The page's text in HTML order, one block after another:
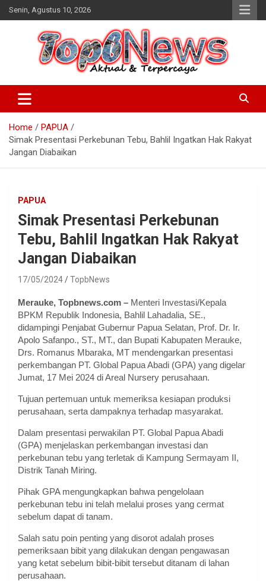
Skip
to
Senin, Agustus 10, 2026
Home
PAPUA
Simak Presentasi Perkebunan Tebu, Bahlil Ingatkan Hak Rakyat
Jangan Diabaikan
PAPUA
Simak Presentasi Perkebunan
Tebu, Bahlil Ingatkan Hak Rakyat
Jangan Diabaikan
17/05/2024 TopbNews
Merauke, Topbnews.com – Menteri Investasi/Kepala
BPKM Republik Indonesia, Bahlil Lahadalia, SE.,
didampingi Penjabat Gubernur Papua Selatan, Prof. Dr. Ir.
Apolo Safanpo., ST., MT., dan Bupati Kabupaten Merauke,
Drs. Romanus Mbaraka, MT mendengarkan presentasi
perkembangan PT. Global Papua Abadi (GPA) yang digelar
Jumat, 17 Mei 2024 di Areal Nursery perusahaan.
Tujuan pertemuan untuk memeriksa kesiapan produksi
perusahaan, serta dampaknya terhadap masyarakat.
Dalam presentasi perwakilan PT. Global Papua Abadi
(GPA) menjelaskan perkembangan investasi dan
perkebunan tebu yang terletak di Kampung Sermayam II,
Distrik Tanah Miring.
Pihak GPA mengungkapkan bahwa pengelolaan
perkebunan tebu ini telah melalui proses yang cermat
sebelum dapat di tanam.
Salah satu poin penting yang disorot adalah proses
pemeriksaan bibit yang dilakukan dengan pengawasan
yang ketat sebelum bibit-bibit tersebut ditanam di lahan
perusahaan.